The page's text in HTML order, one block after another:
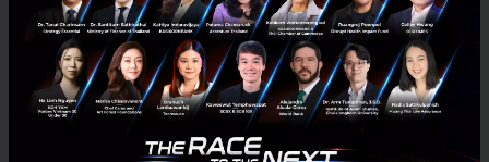
กันยายน 10, 2021| ByTechsauce Team
News Ray-Ban Facebook Smart Glasses Ray-Ban Stories